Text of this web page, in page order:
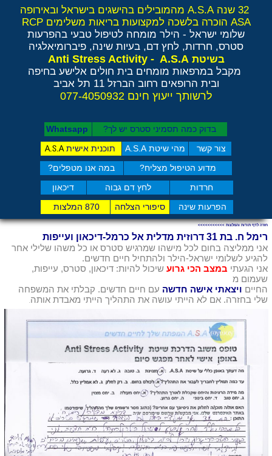
צור קשר מהי שיטת A.S.A תוכנית אישיתA.S.A
חרדות לחץ דם גבוה דיכאון
מדוע הטיפול מצליח? במה אנו מטפלים?
הפרעות שינה סיפורי הצלחה 870 המלצות
בדוק כמה תסמיני סט​רס יש לך? Whatsapp
32 שנה A.S.A מהמובילים בהישגים בישראל ובאירופה
ASA הוכרה בלשכה למקצועות בריאות משלימים RCP
שלומי ישראל - הילר מומחה לטיפול טבעי בהפרעות
סטרס, חרדות, לחץ דם, בעיות שינה, פיברומיאלגיה
בשיטת Anti Stress Activity - A.S.A
מקבל במרפאות מומחים בית חולים אלישע בחיפה
ובית הרופאים רחוב הברזל 11 תל אביב
לרשותך ייעוץ חינם 077-4050932
חזרה לדף תודות והמלצות >>>>>>>>>>>
רימל ח. בת 31 דרוזית מדלית אל כרמל-דיכאון ועייפות
אני ממליצה בחום לכל מישהו שמרגיש סטרס או כל משהו שלילי אחר
להגיע לשלומי ישראל-הילר ולהתחיל חיים חדשים.
אני הגעתי במצב הכי גרוע שיכול להיות: דיכאון, סטרס, עייפות,
שעמום מ
החיים ויצאתי אישה חדשה עם חיים חדשים. קבלתי את המשפחה
שלי בחזרה. אם לא הייתי עושה את התהליך הייתי מאבדת אותה